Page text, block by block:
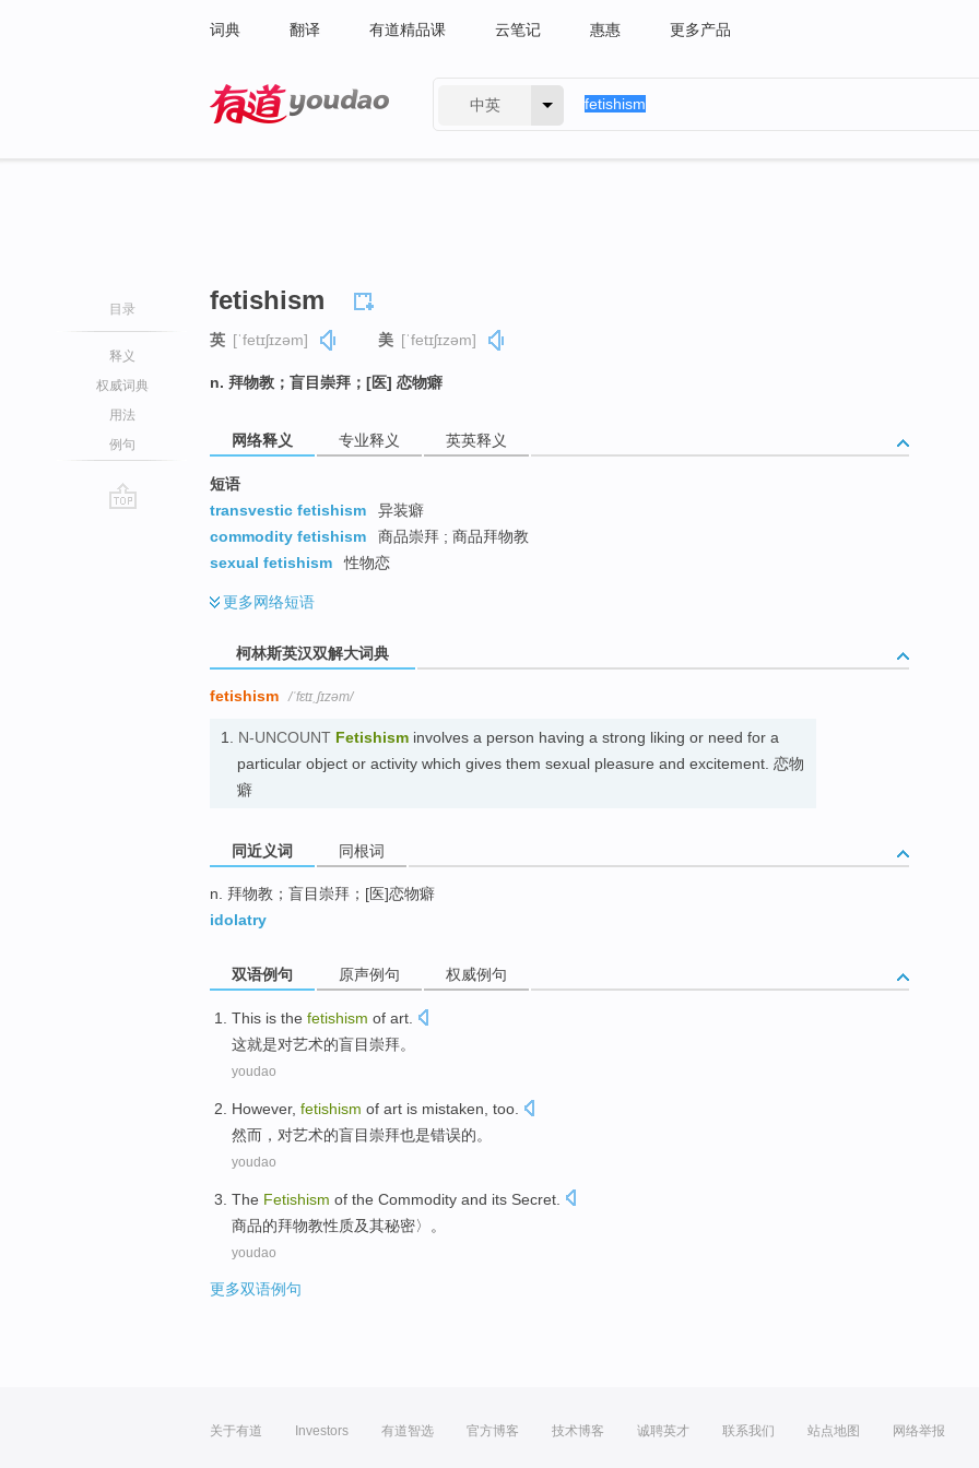
词典 翻译 有道精品课 云笔记 惠惠 更多产品
中英
目录
释义
权威词典
用法
例句
fetishism
英 [ˈfetɪʃɪzəm] 美 [ˈfetɪʃɪzəm]
n. 拜物教；盲目崇拜；[医] 恋物癖
网络释义 专业释义 英英释义
短语
transvestic fetishism
异装癖
commodity fetishism
商品崇拜 ; 商品拜物教
sexual fetishism
性物恋
更多网络短语
柯林斯英汉双解大词典
fetishism /ˈfɛtɪˌʃɪzəm/
1. N-UNCOUNT Fetishism involves a person having a strong liking or need for a
particular object or activity which gives them sexual pleasure and excitement. 恋物
癖
同近义词 同根词
n. 拜物教；盲目崇拜；[医]恋物癖
idolatry
双语例句 原声例句 权威例句
This is the fetishism of art
这就是对艺术的盲目崇拜。
youdao
However, fetishism of art is mistaken , too.
然而 ，对艺术的盲目崇拜也是错误的。
youdao
The Fetishism of the Commodity and its Secret
商品的拜物教性质及其秘密〉。
youdao
更多双语例句
关于有道 Investors 有道智选 官方博客 技术博客 诚聘英才 联系我们 站点地图 网络举报